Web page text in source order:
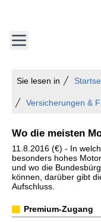
Sie lesen in
Versicherungen &
Wo die meisten
11.8.2016 (€) - In
besonders hohes
und wo die
können, darüber gibt
Aufschluss.
Premium-Zugang